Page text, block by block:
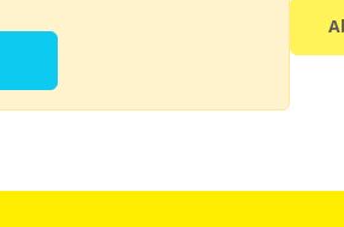
Auskunft über
Sie haben außerdem
personenbezogenen